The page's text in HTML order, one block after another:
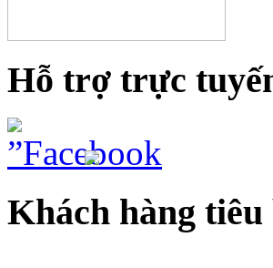
Hỗ trợ trực
Khách hàng tiêu